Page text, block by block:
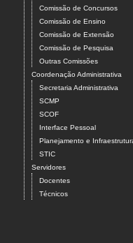
Comissão de Concursos
Comissão de Ensino
Comissão de Extensão
Comissão de Pesquisa
Outras Comissões
Coordenação Administrativa
Secretaria Administrativa
SCMP
SCOF
Interface Pessoal
Planejamento e
STIC
Servidores
Docentes
Técnicos